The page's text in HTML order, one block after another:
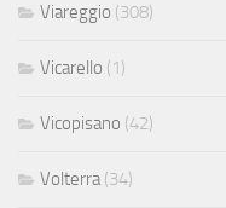
Viareggio (308)
Vicarello (1)
Vicopisano (42)
Volterra(34)